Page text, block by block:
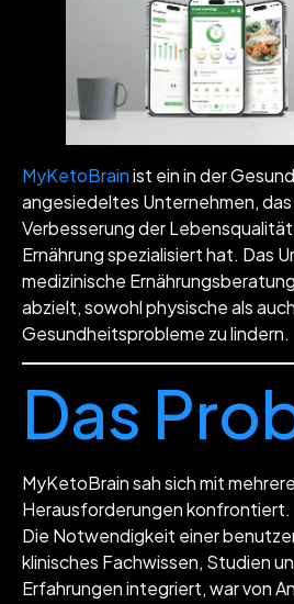
MyKetoBrainist ein in der
angesiedeltes Unternehmen,
Verbesserung der
Ernährung spezialisiert hat. Das
medizinische
abzielt, sowohl physische als
Gesundheitsprobleme zu lindern.
Das
MyKetoBrain sah sich mit
Herausforderungen konfrontiert.
Die Notwendigkeit einer
klinisches Fachwissen, Studien
Erfahrungen integriert, war von